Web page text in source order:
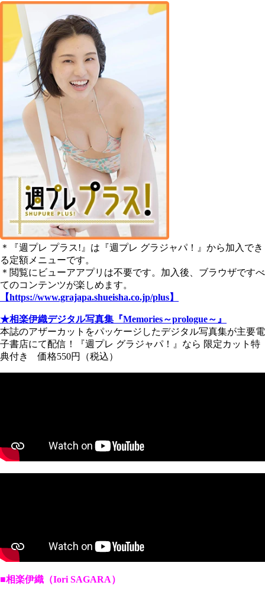
＊『週プレ プラス!』は『週プレ グラジャパ！』から加入でき
る定額メニューです。
＊閲覧にビューアアプリは不要です。加入後、ブラウザですべ
てのコンテンツが楽しめます。
【https://www.grajapa.shueisha.co.jp/plus】
★相楽伊織デジタル写真集『Memories～prologue～』
本誌のアザーカットをパッケージしたデジタル写真集が主要電
子書店にて配信！『週プレ グラジャパ！』なら 限定カット特
典付き 価格550円（税込）
■相楽伊織（Iori SAGARA）